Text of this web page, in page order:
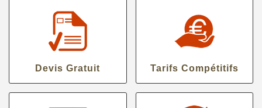
Devis Gratuit Tarifs Compétitifs